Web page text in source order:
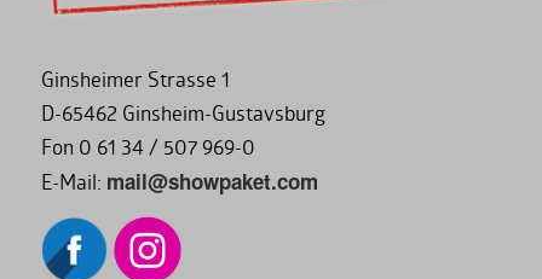
Ginsheimer Strasse 1
D-65462 Ginsheim-Gustavsburg
Fon 0 61 34 / 507 969-0
E-Mail: mail@showpaket.com